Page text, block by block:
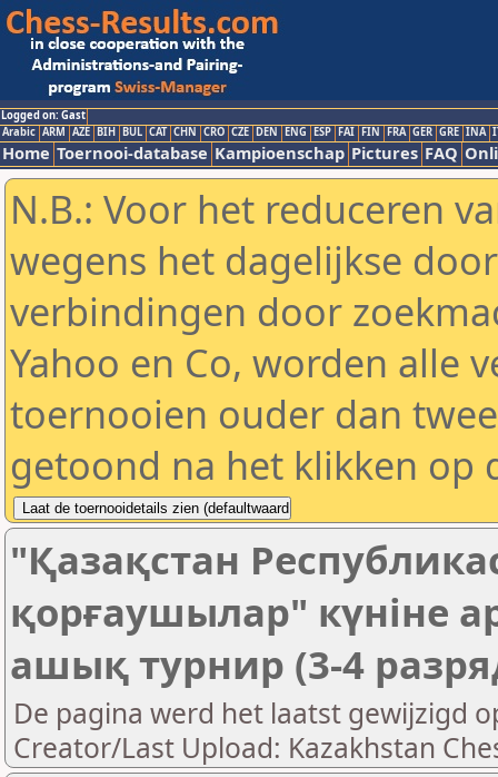
Logged on: Gast
Arabic ARM AZE BIH BUL CAT CHN CRO CZE DEN ENG ESP FAI FIN FRA GER GRE INA
Home Toernooi-database Kampioenschap Pictures FAQ
N.B.: Voor het reduceren
wegens het dagelijkse
verbindingen door
Yahoo en Co, worden alle
toernooien ouder dan
getoond na het klikken op
"Қазақстан
қорғаушылар" күніне
ашық турнир (3-4
De pagina werd het laatst gewijzigd
Creator/Last Upload: Kazakhstan